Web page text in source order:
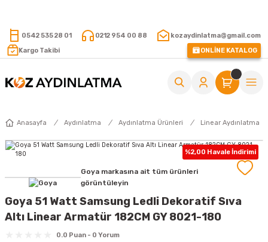
0542 535 28 01 0212 954 00 88
kozaydinlatma@gmail.com
Kargo Takibi
ONLİNE KATALOG
Anasayfa Aydınlatma Aydınlatma Ürünleri Linear Aydınlatma
%2,00 Havale İndirimi
Goya markasına ait tüm ürünleri
görüntüleyin
Goya 51 Watt Samsung Ledli Dekoratif Sıva
Altı Linear Armatür 182CM GY 8021-180
0.0 Puan - 0 Yorum